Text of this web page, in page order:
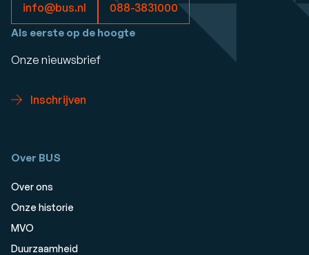
info@bus.nl 088-3831000
Als eerste op de hoogte
Onze nieuwsbrief
Inschrijven
Over BUS
Over ons
Onze historie
MVO
Duurzaamheid